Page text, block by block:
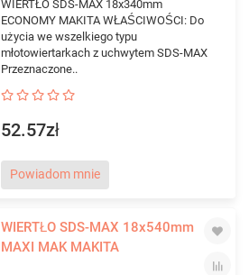
WIERTŁO SDS-MAX 18x340mm
ECONOMY MAKITA WŁAŚCIWOŚCI: Do
użycia we wszelkiego typu
młotowiertarkach z uchwytem SDS-MAX
Przeznaczone..
52.57zł
Powiadom mnie
WIERTŁO SDS-MAX 18x540mm
MAXI MAK MAKITA